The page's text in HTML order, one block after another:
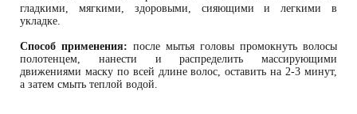
гладкими, мягкими, здоровыми, сияющими и легкими в
укладке.
Способ применения: после мытья головы промокнуть волосы
полотенцем, нанести и распределить массирующими
движениями маску по всей длине волос, оставить на 2-3 минут,
а затем смыть теплой водой.